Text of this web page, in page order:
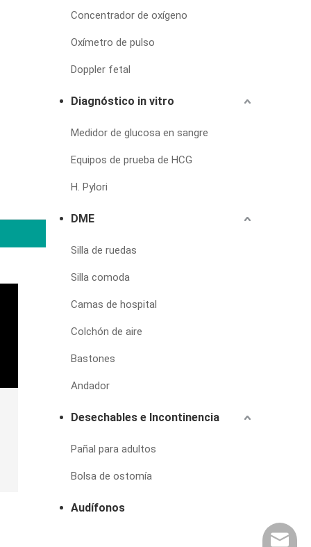
Concentrador de oxígeno
Oxímetro de pulso
Doppler fetal
Diagnóstico in vitro
Medidor de glucosa en sangre
Equipos de prueba de HCG
H. Pylori
DME
Silla de ruedas
Silla comoda
Camas de hospital
Colchón de aire
Bastones
Andador
Desechables e Incontinencia
Pañal para adultos
Bolsa de ostomía
Audífonos